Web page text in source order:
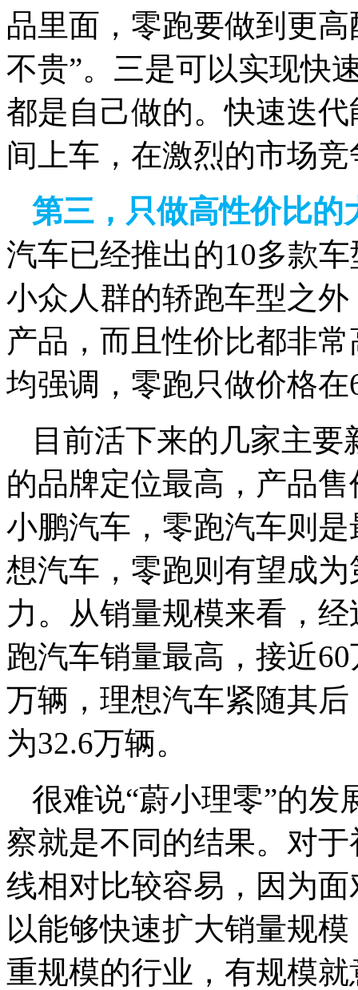
品里面，零跑要做到更
不贵”。三是可以实现快
都是自己做的。快速迭代
间上车，在激烈的市场
第三，只做高性价比的
汽车已经推出的10多款
小众人群的轿跑车型之
产品，而且性价比都非
均强调，零跑只做价格
目前活下来的几家主要
的品牌定位最高，产品
小鹏汽车，零跑汽车则
想汽车，零跑则有望成
力。从销量规模来看，
跑汽车销量最高，接近
万辆，理想汽车紧随其
为32.6万辆。
很难说“蔚小理零”的发
察就是不同的结果。对
线相对比较容易，因为
以能够快速扩大销量规
重规模的行业，有规模